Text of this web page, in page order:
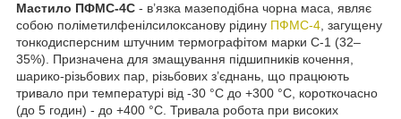
Мастило ПФМС-4С - в’язка мазеподібна чорна маса, являє
собою поліметилфенілсилоксанову рідину ПФМС-4, загущену
тонкодисперсним штучним термографітом марки С-1 (32–
35%). Призначена для змащування підшипників кочення,
шарико-різьбових пар, різьбових з’єднань, що працюють
тривало при температурі від -30 °C до +300 °C, короткочасно
(до 5 годин) - до +400 °C. Тривала робота при високих